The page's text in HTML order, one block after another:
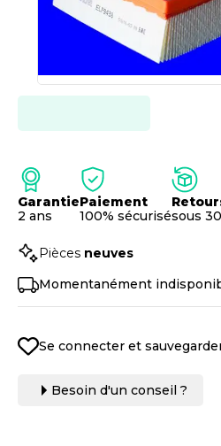
Garantie
2 ans
Paiement
100% sécurisésous
Pièces neuves
Momentanément
Se connecter et
Besoin d'un conseil ?